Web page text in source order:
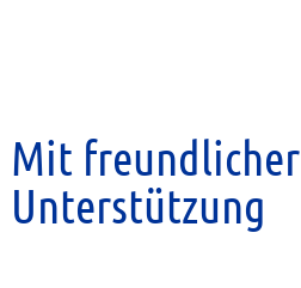
Mit freundlicher
Unterstützung